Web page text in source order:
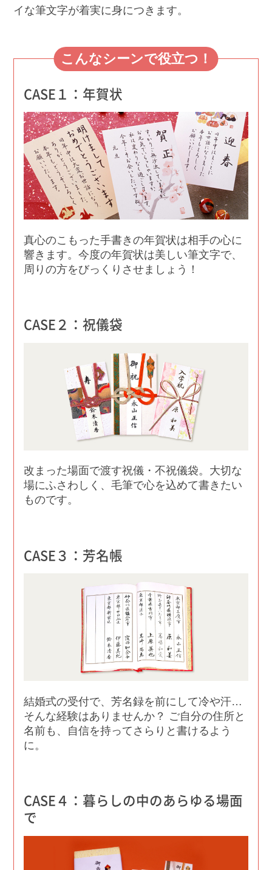
イな筆文字が着実に身につきます。
こんなシーンで役立つ！
CASE１：年賀状
真心のこもった手書きの年賀状は相手の心に
響きます。今度の年賀状は美しい筆文字で、
周りの方をびっくりさせましょう！
CASE２：祝儀袋
改まった場面で渡す祝儀・不祝儀袋。大切な
場にふさわしく、毛筆で心を込めて書きたい
ものです。
CASE３：芳名帳
結婚式の受付で、芳名録を前にして冷や汗…
そんな経験はありませんか？ ご自分の住所と
名前も、自信を持ってさらりと書けるよう
に。
CASE４：暮らしの中のあらゆる場面
で